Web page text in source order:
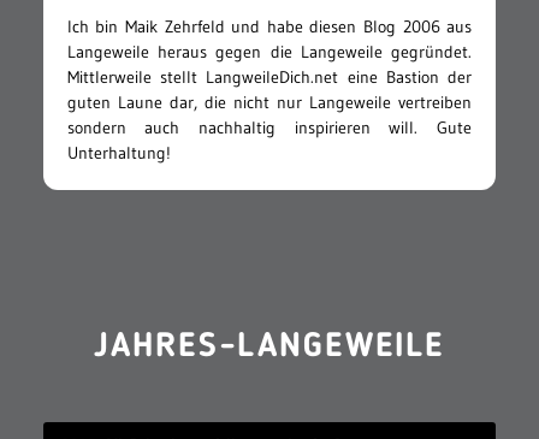
Ich bin Maik Zehrfeld und habe diesen Blog 2006 aus
Langeweile heraus gegen die Langeweile gegründet.
Mittlerweile stellt LangweileDich.net eine Bastion der
guten Laune dar, die nicht nur Langeweile vertreiben
sondern auch nachhaltig inspirieren will. Gute
Unterhaltung!
JAHRES-LANGEWEILE